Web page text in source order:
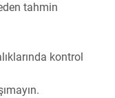
tahmin
kontrol